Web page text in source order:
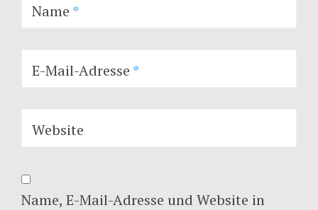
Name *
E-Mail-Adresse *
Website
Name, E-Mail-Adresse und Website in